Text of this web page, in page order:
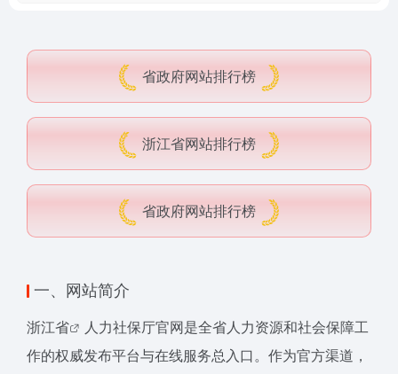
省政府网站排行榜
浙江省网站排行榜
省政府网站排行榜
一、网站简介
浙江省
人力社保厅官网是全省人力资源和社会保障工
作的权威发布平台与在线服务总入口。作为官方渠道，